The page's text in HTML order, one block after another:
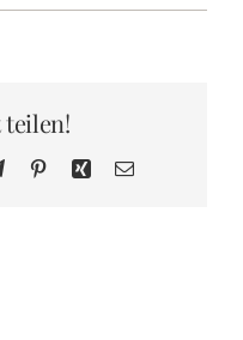
TelegramPinterestXing E-